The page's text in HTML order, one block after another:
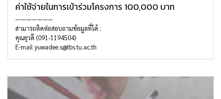
ค่าใช้จ่ายในการเข้าร่วมโครงการ 100,000 บาท
———————
สามารถติดต่อสอบถามข้อมูลที่ได้ :
คุณยุวดี (091-1194504)
E-mail yuwadee.s@tbs.tu.ac.th